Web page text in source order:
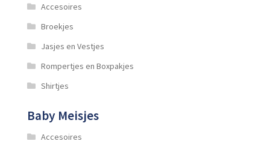
Accesoires
Broekjes
Jasjes en Vestjes
Rompertjes en Boxpakjes
Shirtjes
Baby Meisjes
Accesoires